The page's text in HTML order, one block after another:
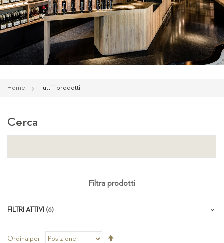
Home Tutti i prodotti
Ordina per
Cerca
Filtra prodotti
FILTRI ATTIVI